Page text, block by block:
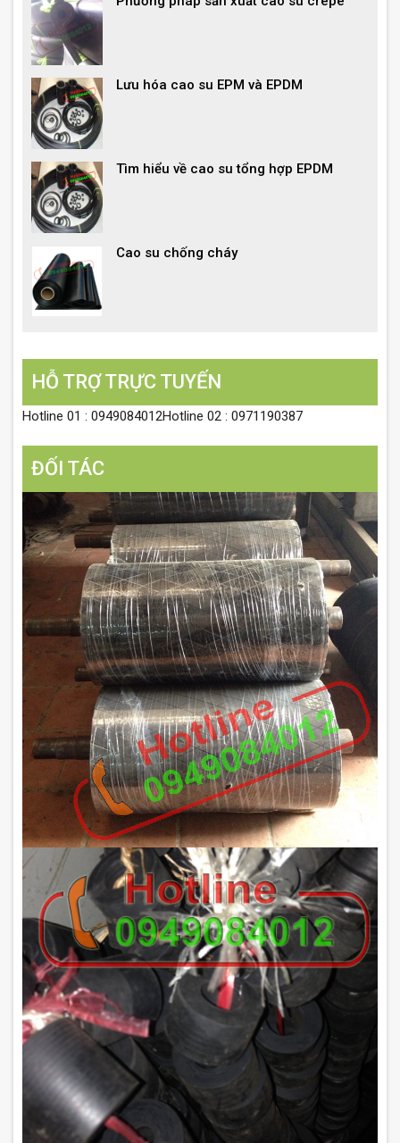
Lưu hóa cao su EPM và EPDM
Tìm hiểu về cao su tổng hợp EPDM
Cao su chống cháy
HỖ TRỢ TRỰC TUYẾN
Hotline 01 : 0949084012Hotline 02 : 0971190387
ĐỐI TÁC